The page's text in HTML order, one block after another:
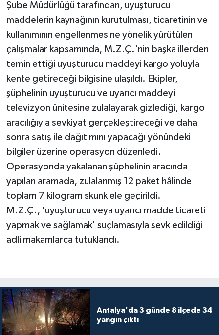
Şube Müdürlüğü tarafından, uyuşturucu
maddelerin kaynağının kurutulması, ticaretinin ve
kullanımının engellenmesine yönelik yürütülen
çalışmalar kapsamında, M.Z.Ç.'nin başka illerden
temin ettiği uyuşturucu maddeyi kargo yoluyla
kente getireceği bilgisine ulaşıldı. Ekipler,
şüphelinin uyuşturucu ve uyarıcı maddeyi
televizyon ünitesine zulalayarak gizlediği, kargo
aracılığıyla sevkiyat gerçekleştireceği ve daha
sonra satış ile dağıtımını yapacağı yönündeki
bilgiler üzerine operasyon düzenledi.
Operasyonda yakalanan şüphelinin aracında
yapılan aramada, zulalanmış 12 paket hâlinde
toplam 7 kilogram skunk ele geçirildi.
M.Z.Ç., 'uyuşturucu veya uyarıcı madde ticareti
yapmak ve sağlamak' suçlamasıyla sevk edildiği
adli makamlarca tutuklandı.
Antalya'da 3 günde 8 ilçede 34
yangın çıktı
Televizyon
Yaşam